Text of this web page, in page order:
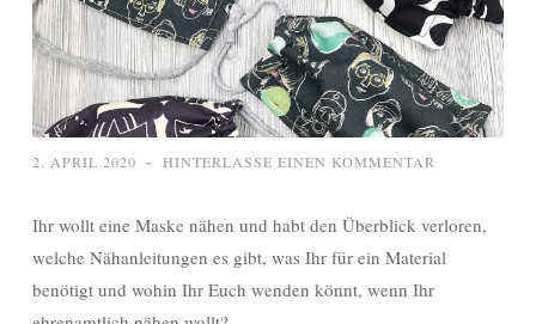
2. APRIL 2020 ~ HINTERLASSE EINEN KOMMENTAR
Ihr wollt eine Maske nähen und habt den Überblick verloren,
welche Nähanleitungen es gibt, was Ihr für ein Material
benötigt und wohin Ihr Euch wenden könnt, wenn Ihr